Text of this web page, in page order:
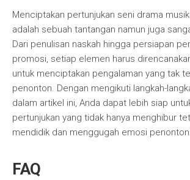
Menciptakan pertunjukan seni drama
adalah sebuah tantangan namun juga
Dari penulisan naskah hingga persiapan
promosi, setiap elemen harus
untuk menciptakan pengalaman yang tak
penonton. Dengan mengikuti langkah-
dalam artikel ini, Anda dapat lebih siap
pertunjukan yang tidak hanya menghibur
mendidik dan menggugah emosi
FAQ